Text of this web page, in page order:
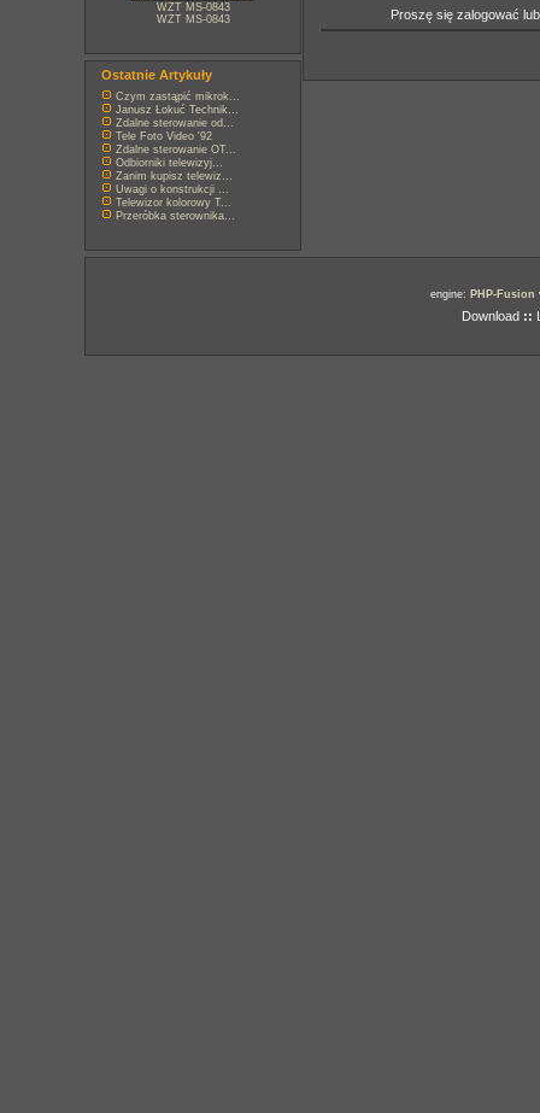
WZT MS-0843
WZT MS-0843
Ostatnie Artykuły
Czym zastąpić mikrok...
Janusz Łokuć Technik...
Zdalne sterowanie od...
Tele Foto Video '92
Zdalne sterowanie OT...
Odbiorniki telewizyj...
Zanim kupisz telewiz...
Uwagi o konstrukcji ...
Telewizor kolorowy T...
Przeróbka sterownika...
Proszę się zalogować
engine: PHP-Fusion
Download ::